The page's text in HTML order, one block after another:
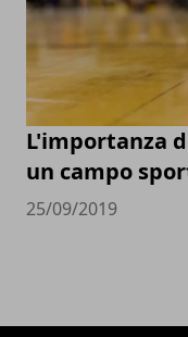
L'importanza
un campo
25/09/2019